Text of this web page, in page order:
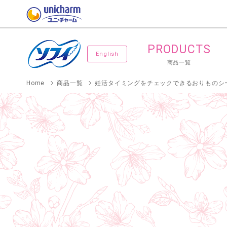
English PRODUCTS
商品一覧
Home 商品一覧 妊活タイミングをチェックできるおりものシ